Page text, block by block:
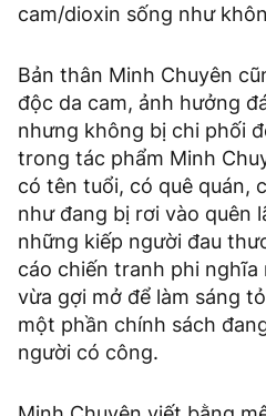
cam/dioxin sống như
Bản thân Minh Chuyên
độc da cam, ảnh hưởng
nhưng không bị chi phối
trong tác phẩm Minh
có tên tuổi, có quê quán,
như đang bị rơi vào quên
những kiếp người đau
cáo chiến tranh phi nghĩa
vừa gợi mở để làm sáng
một phần chính sách
người có công.